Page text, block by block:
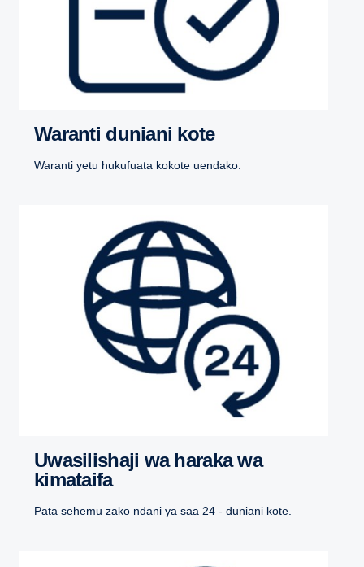
Waranti duniani kote
Waranti yetu hukufuata kokote uendako.
Uwasilishaji wa haraka wa
kimataifa
Pata sehemu zako ndani ya saa 24 - duniani kote.